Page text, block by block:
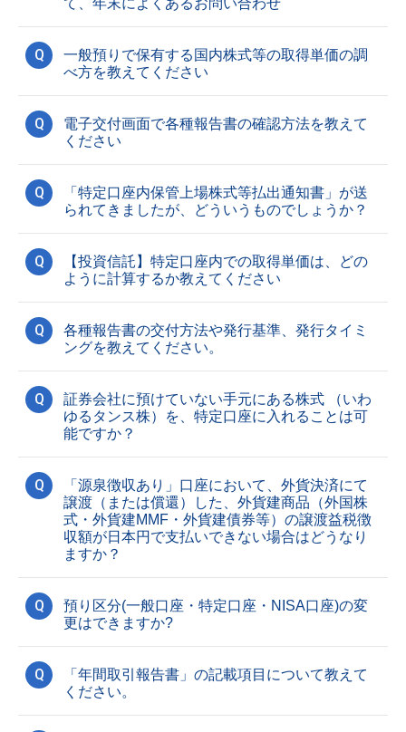
て、年末によくあるお問い合わせ
Q
一般預りで保有する国内株式等の取得単価の調
べ方を教えてください
Q
電子交付画面で各種報告書の確認方法を教えて
ください
Q
「特定口座内保管上場株式等払出通知書」が送
られてきましたが、どういうものでしょうか？
Q
【投資信託】特定口座内での取得単価は、どの
ように計算するか教えてください
Q
各種報告書の交付方法や発行基準、発行タイミ
ングを教えてください。
Q
証券会社に預けていない手元にある株式 （いわ
ゆるタンス株）を、特定口座に入れることは可
能ですか？
Q
「源泉徴収あり」口座において、外貨決済にて
譲渡（または償還）した、外貨建商品（外国株
式・外貨建MMF・外貨建債券等）の譲渡益税徴
収額が日本円で支払いできない場合はどうなり
ますか？
Q
預り区分(一般口座・特定口座・NISA口座)の変
更はできますか?
Q
「年間取引報告書」の記載項目について教えて
ください。